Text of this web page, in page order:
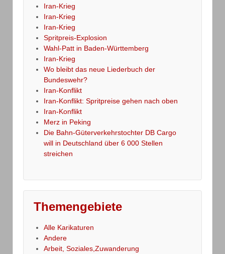
Iran-Krieg
Iran-Krieg
Iran-Krieg
Spritpreis-Explosion
Wahl-Patt in Baden-Württemberg
Iran-Krieg
Wo bleibt das neue Liederbuch der
Bundeswehr?
Iran-Konflikt
Iran-Konflikt: Spritpreise gehen nach oben
Iran-Konflikt
Merz in Peking
Die Bahn-Güterverkehrstochter DB Cargo
will in Deutschland über 6 000 Stellen
streichen
Themengebiete
Alle Karikaturen
Andere
Arbeit, Soziales,Zuwanderung